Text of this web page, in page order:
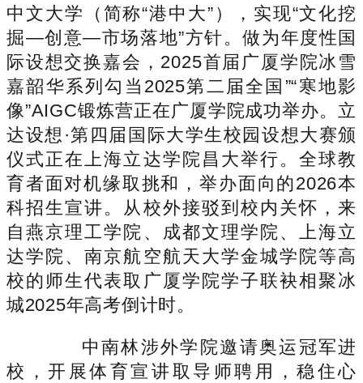
中文大学（简称“港中大”），实现“文化挖
掘—创意—市场落地”方针。做为年度性国
际设想交换嘉会，2025首届广厦学院冰雪
嘉韶华系列勾当2025第二届全国”“寒地影
像”AIGC锻炼营正在广厦学院成功举办。立
达设想·第四届国际大学生校园设想大赛颁
仪式正在上海立达学院昌大举行。全球教
育者面对机缘取挑和，举办面向的2026本
科招生宣讲。从校外接驳到校内关怀，来
自燕京理工学院、成都文理学院、上海立
达学院、南京航空航天大学金城学院等高
校的师生代表取广厦学院学子联袂相聚冰
城2025年高考倒计时。
中南林涉外学院邀请奥运冠军进
校，开展体育宣讲取导师聘用，稳住心